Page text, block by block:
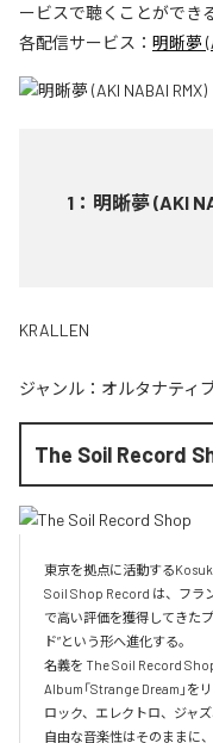
ービスで聴くことができる
各配信サービス： 明晰夢
1 ： 明晰夢 (AKI
KRALLEN
ジャンル： オルタナティ
The Soil Record
東京を拠点に活動する
Soil Shop Record は、フラ
で高い評価を獲得してきた
ド”という形へ進化する。
名義を The Soil Record
Album「Strange Dream」をリ
ロック、エレクトロ、ジャ
自由な音楽性はそのままに